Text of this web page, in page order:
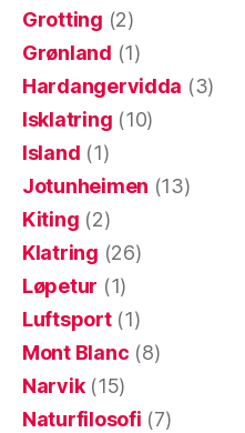
Grotting (2)
Grønland (1)
Hardangervidda (3)
Isklatring (10)
Island (1)
Jotunheimen (13)
Kiting (2)
Klatring (26)
Løpetur (1)
Luftsport(1)
Mont Blanc (8)
Narvik(15)
Naturfilosofi (7)